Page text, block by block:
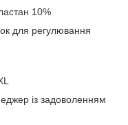
10%
для регулювання
із задоволенням